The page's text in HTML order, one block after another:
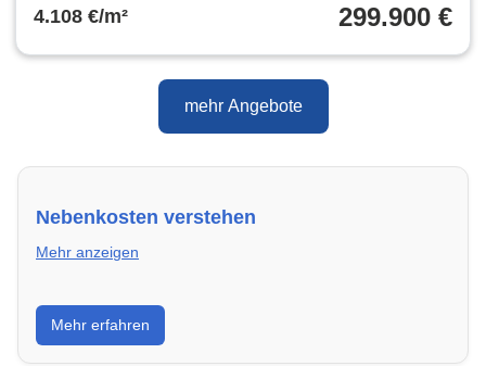
4.108 €/m² 299.900 €
mehr Angebote
Nebenkosten verstehen
Mehr anzeigen
Erfahre, welche Nebenkosten rechtmäßig sind und
wie du deine monatliche Belastung optimieren
kannst.
Mehr erfahren